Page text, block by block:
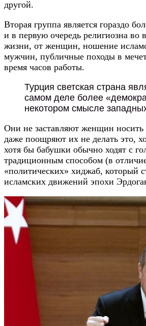
другой.
Вторая группа является гораздо
и в первую очередь религиозна во
жизни, от женщин, ношение
мужчин, публичные походы в
время часов работы.
Турция светская страна
самом деле более
некотором смысле
Они не заставляют женщин носить
даже поощряют их не делать это,
хотя бы бабушки обычно ходят с
традиционным способом (в
«политических» хиджаб, который
исламских движений эпохи